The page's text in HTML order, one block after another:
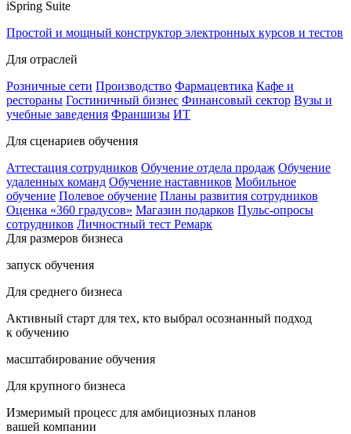
iSpring Suite
Простой и мощный конструктор электронных курсов и тестов
Для отраслей
Розничные сети Производство Фармацевтика Кафе и
рестораны Гостиничный бизнес Финансовый сектор Вузы и
учебные заведения Франшизы ИТ
Для сценариев обучения
Аттестация сотрудников Обучение отдела продаж Обучение
удаленных команд Обучение наставников Мобильное
обучение Полевое обучение Планы развития сотрудников
Оценка «360 градусов» Магазин подарков Пульс-опросы
сотрудников Личностный тест Ремарк
Для размеров бизнеса
запуск обучения
Для среднего бизнеса
Активный старт для тех, кто выбрал осознанный подход
к обучению
масштабирование обучения
Для крупного бизнеса
Измеримый процесс для амбициозных планов
вашей компании